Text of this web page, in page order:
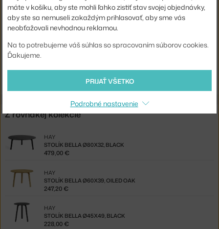
Doska:
drevo
Kód produktu HAY-AA683-A356-AA75
EAN
5710441293774
Shopping from the EU? Switch to
Bella Table Ø60x32, black
Z rovnakej kolekcie
STOLÍK BELLA Ø80X32, BLACK
HAY
479,00 €
STOLÍK BELLA Ø60X39, OILED OAK
HAY
247,20 €
STOLÍK BELLA Ø45X49, BLACK
HAY
228,00 €
máte v košíku, aby ste mohli ľahko zistiť stav svojej objednávky,
aby ste sa nemuseli zakaždým prihlasovať, aby sme vás
neobťažovali nevhodnou reklamou.
Na to potrebujeme váš súhlas so spracovaním súborov cookies.
Ďakujeme.
PRIJAŤ VŠETKO
Podrobné nastavenie